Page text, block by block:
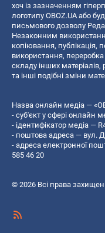
хоч із зазначенням
логотипу OBOZ.UA або
письмового дозволу
Незаконним
копiювання, публiкацiя,
використання,
складу інших
та інші подібні зміни
Назва онлайн медіа —
- суб'єкт у сфері онлайн
- ідентифікатор медіа —
- поштова адреса — вул.
- адреса електронної
585 46 20
© 2026 Всі права